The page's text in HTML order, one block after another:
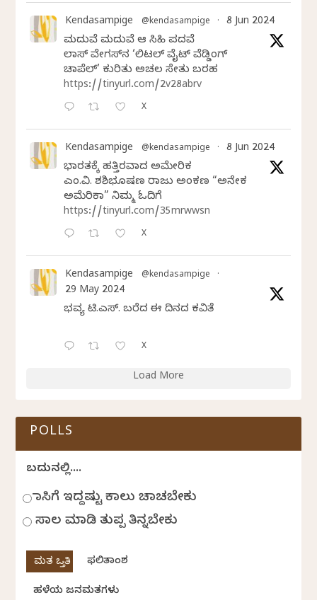
Kendasampige @kendasampige · 8 Jun 2024
ಮದುವೆ ಮದುವೆ ಆ ಸಿಹಿ ಪದವೆ
ಲಾಸ್‌ ವೇಗಸ್‌ನ ‘ಲಿಟಲ್ ವೈಟ್ ವೆಡ್ಡಿಂಗ್
ಚಾಪೆಲ್’ ಕುರಿತು ಅಚಲ ಸೇತು ಬರಹ
https://tinyurl.com/2v28abrv
X
Kendasampige @kendasampige · 8 Jun 2024
ಭಾರತಕ್ಕೆ ಹತ್ತಿರವಾದ ಅಮೇರಿಕ
ಎಂ.ವಿ. ಶಶಿಭೂಷಣ ರಾಜು ಅಂಕಣ “ಅನೇಕ
ಅಮೆರಿಕಾ” ನಿಮ್ಮ ಓದಿಗೆ
https://tinyurl.com/35mrwwsn
X
Kendasampige @kendasampige ·
29 May 2024
ಭವ್ಯ ಟಿ.ಎಸ್. ಬರೆದ ಈ ದಿನದ ಕವಿತೆ
X
Load More
POLLS
ಬದುಕಿನಲ್ಲಿ....
ಹಾಸಿಗೆ ಇದ್ದಷ್ಟು ಕಾಲು ಚಾಚಬೇಕು
ಸಾಲ ಮಾಡಿ ತುಪ್ಪ ತಿನ್ನಬೇಕು
ಫಲಿತಾಂಶ
ಹಳೆಯ ಜನಮತಗಳು